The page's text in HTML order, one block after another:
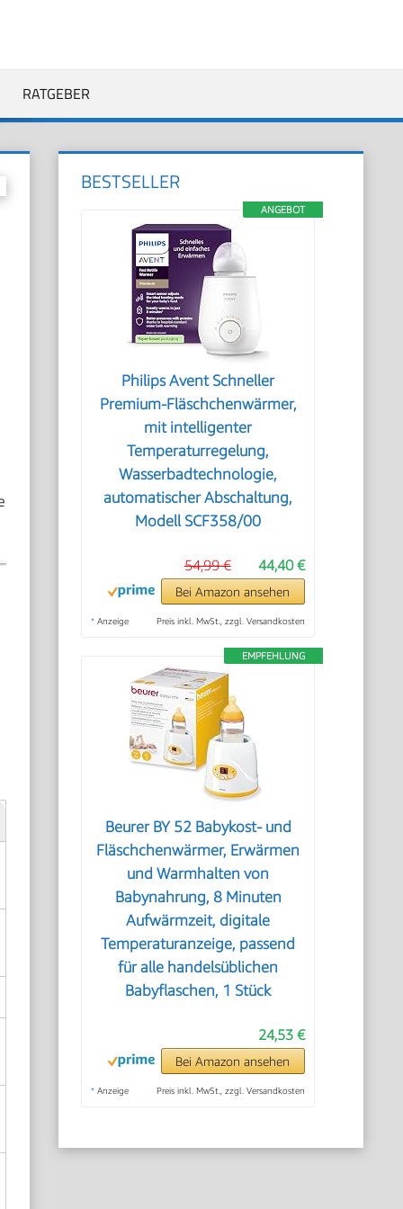
RATGEBER
BESTSELLER
ANGEBOT
Philips Avent Schneller
Premium-Fläschchenwärmer,
mit intelligenter
Temperaturregelung,
Wasserbadtechnologie,
automatischer Abschaltung,
Modell SCF358/00
44,40 €
54,99 €
Bei Amazon ansehen
* Anzeige Preis inkl. MwSt., zzgl. Versandkosten
EMPFEHLUNG
Beurer BY 52 Babykost- und
Fläschchenwärmer, Erwärmen
und Warmhalten von
Babynahrung, 8 Minuten
Aufwärmzeit, digitale
Temperaturanzeige, passend
für alle handelsüblichen
Babyflaschen, 1 Stück
24,53 €
Bei Amazon ansehen
* Anzeige Preis inkl. MwSt., zzgl. Versandkosten